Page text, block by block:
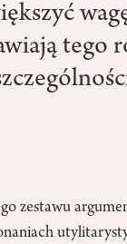
tego
zestawu